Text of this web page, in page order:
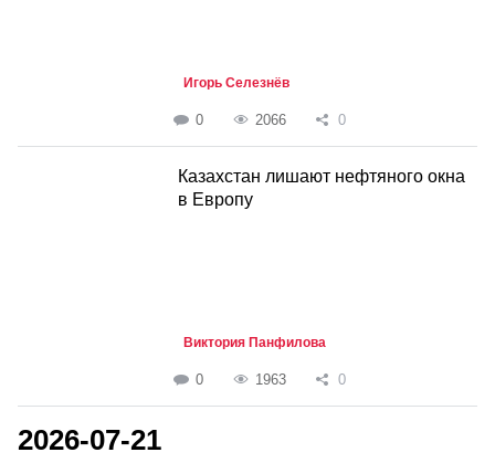
Игорь Селезнёв
0 2066 0
Казахстан лишают нефтяного окна
в Европу
Виктория Панфилова
0 1963 0
2026-07-21